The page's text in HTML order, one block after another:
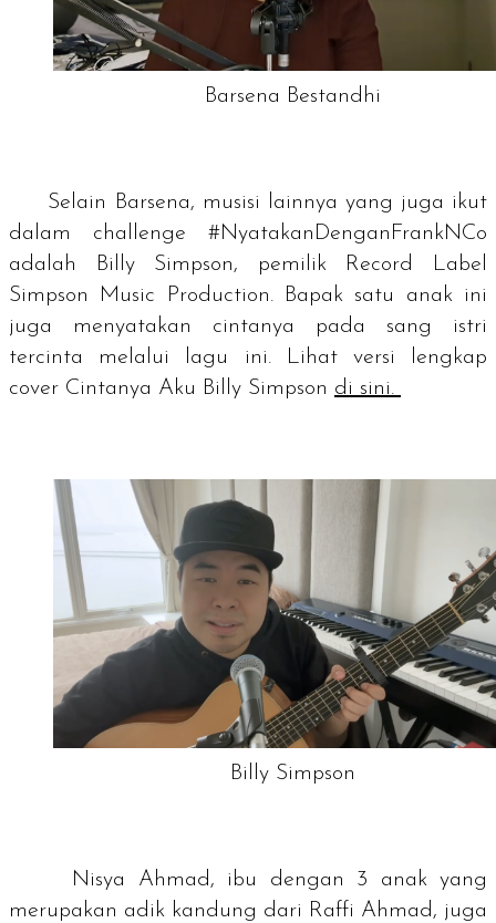
Barsena Bestandhi
Selain Barsena, musisi lainnya yang juga ikut
dalam challenge #NyatakanDenganFrankNCo
adalah Billy Simpson, pemilik Record Label
Simpson Music Production. Bapak satu anak ini
juga menyatakan cintanya pada sang istri
tercinta melalui lagu ini. Lihat versi lengkap
cover Cintanya Aku Billy Simpson di sini.
Billy Simpson
Nisya Ahmad, ibu dengan 3 anak yang
merupakan adik kandung dari Raffi Ahmad, juga